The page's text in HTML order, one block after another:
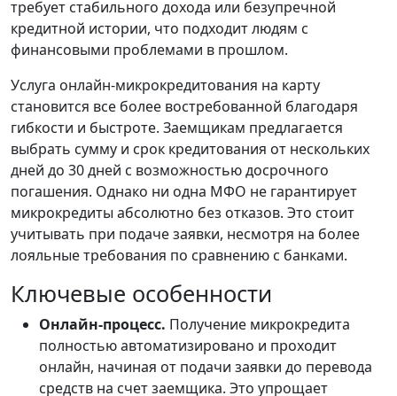
требует стабильного дохода или безупречной
кредитной истории, что подходит людям с
финансовыми проблемами в прошлом.
Услуга онлайн-микрокредитования на карту
становится все более востребованной благодаря
гибкости и быстроте. Заемщикам предлагается
выбрать сумму и срок кредитования от нескольких
дней до 30 дней с возможностью досрочного
погашения. Однако ни одна МФО не гарантирует
микрокредиты абсолютно без отказов. Это стоит
учитывать при подаче заявки, несмотря на более
лояльные требования по сравнению с банками.
Ключевые особенности
Онлайн-процесс. Получение микрокредита
полностью автоматизировано и проходит
онлайн, начиная от подачи заявки до перевода
средств на счет заемщика. Это упрощает